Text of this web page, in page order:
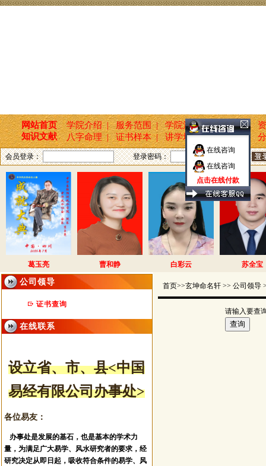
在线咨询
在线咨询
点击在线付款
网站首页 学院介绍 | 服务范围 | 学院活动 | 新闻报道 |
知识文献
八字命理 | 证书样本 | 讲学培训 | 国学文化 |
会员登录： 登录密码：
葛玉亮 曹和静 白彩云 苏全宝
唐伟岚 蒋栋翔
公司领导
证书查询
在线联系
设立省、市、县<中国
易经有限公司办事处>
各位易友：
办事处是发展的基石，也是基本的学术力
量，为满足广大易学、风水研究者的要求，经
研究决定从即日起，吸收符合条件的易学、风
首页>>玄坤命名轩 >> 公司领导
请输入要查